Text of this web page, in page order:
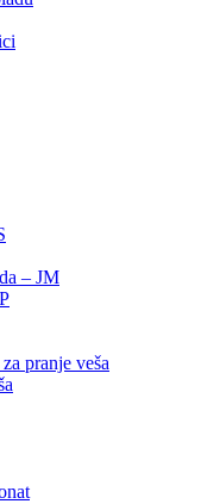
– JM
pranje veša